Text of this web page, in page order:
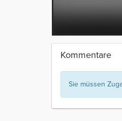
Kommentare
Sie müssen